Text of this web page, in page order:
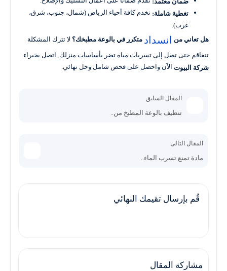
تغطية شاملة: نخدم كافة أحياء الرياض (شمال، جنوب، شرق،
غرب).
هل تعاني من
انسداد متكرر في بالوعة مطبخك؟ لا تترك المشكلة
تتفاقم حتى تصل إلى تسربات مياه تضر بأساسات منزلك. اتصل بخبراء
شركة البيوت الآن واحصل على فحص شامل وحل نهائي.
المقال السابق
تنظيف بالوعة المطبخ من..
المقال التالى
مادة تمنع تسرب الماء..
قُم بإرسال تقيمك النهائي
مشاركة المقال